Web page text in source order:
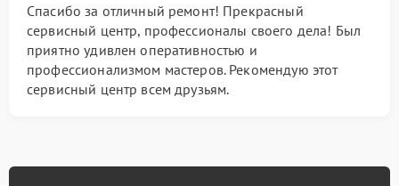
Спасибо за отличный ремонт! Прекрасный
сервисный центр, профессионалы своего дела! Был
приятно удивлен оперативностью и
профессионализмом мастеров. Рекомендую этот
сервисный центр всем друзьям.